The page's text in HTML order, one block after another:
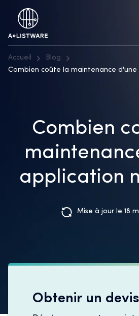
Accueil
Blog
Combien coûte la maintenance
Combien
application
Mise à jour le 18
Obtenir un